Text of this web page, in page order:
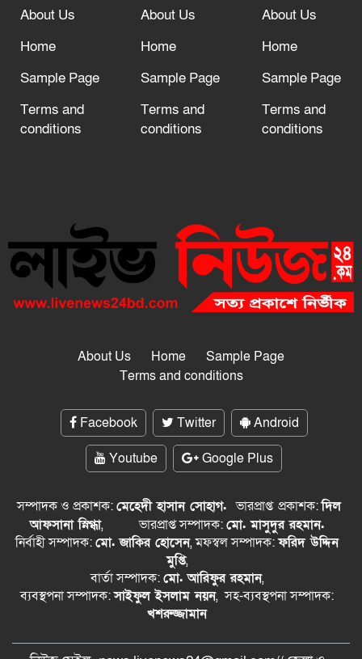
About Us
Home
Sample Page
Terms and
conditions
About Us
Home
Sample Page
Terms and
conditions
About Us
Home
Sample Page
Terms and
conditions
About Us Home
Sample Page
Terms and conditions
Facebook Twitter
Android
Youtube
Google Plus
সম্পাদক ও প্রকাশক:মেহেদী হাসান সোহাগ.ভারপ্রাপ্ত প্রকাশক:দিল
আফসানা স্নিগ্ধা, ভারপ্রাপ্ত সম্পাদক:মো. মাসুদুর রহমান.
নির্বাহী সম্পাদক:মো. জাকির হোসেন, মফস্বল সম্পাদক:ফরিদ উদ্দিন
মুপ্তি,
বার্তা সম্পাদক:মো. আরিফুর রহমান,
ব্যবস্থপনা সম্পাদক:সাইফুল ইসলাম নয়ন, সহ-ব্যবস্থপনা সম্পাদক:
খশরুজ্জামান